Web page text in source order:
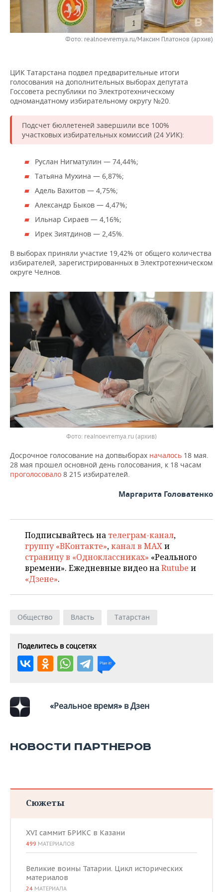
НЕФТЕХИМИЯ
НЕФТЬ
ЭНЕРГЕТИКА
РОЗНИЧНАЯ ТОРГОВЛЯ
НОВОСТИ ТЕХНОЛОГИЙ
ТЕЛЕКОММУНИКАЦИИ
МЕРОПРИЯТИЯ
НОВОСТИ МЕРОПРИЯТИЙ
БИЗНЕС-БРАНЧИ
ОТКРЫТАЯ ЛЕКЦИЯ
ФУТБОЛ
БАСКЕТБОЛ
КИБЕРСПОРТ
ФИГУРНОЕ КАТАНИЕ
ВОДНЫЕ ВИДЫ СПОРТА
НОВОСТИ ОБЩЕСТВА
ИНФРАСТРУКТУРА
КУЛЬТУРА
МЕДИЦИНА
ОБРАЗОВАНИЕ
ФОТОГАЛЕРЕЯ
СПРАВОЧНИК
СПИСОК КОМПАНИЙ
Фото: realnoevremya.ru/Максим Платонов (архив)
ЦИК Татарстана подвел предварительные итоги
голосования на дополнительных выборах депутата
Госсовета республики по Электротехническому
одномандатному избирательному округу №20.
Подсчет бюллетеней завершили все 100%
участковых избирательных комиссий (24 УИК):
Руслан Нигматулин — 74,44%;
Татьяна Мухина — 6,87%;
Адель Вахитов — 4,75%;
Александр Быков — 4,47%;
Ильнар Сираев — 4,16%;
Ирек Зиятдинов — 2,45%.
В выборах приняли участие 19,42% от общего количества
избирателей, зарегистрированных в Электротехническом
округе Челнов.
Фото: realnoevremya.ru (архив)
Досрочное голосование на допвыборах началось 18 мая.
28 мая прошел основной день голосования, к 18 часам
проголосовало 8 215 избирателей.
Маргарита Головатенко
Подписывайтесь на телеграм-канал,
группу «ВКонтакте»,канал в MAXи
страницу в «Одноклассниках» «Реального
времени». Ежедневные видео наRutube и
«Дзене».
Общество Власть Татарстан
Поделитесь в соцсетях
«Реальное время» в Дзен
НОВОСТИ ПАРТНЕРОВ
Сюжеты
XVI саммит БРИКС в Казани
499 МАТЕРИАЛОВ
Великие воины Татарии. Цикл исторических
материалов
24 МАТЕРИАЛА